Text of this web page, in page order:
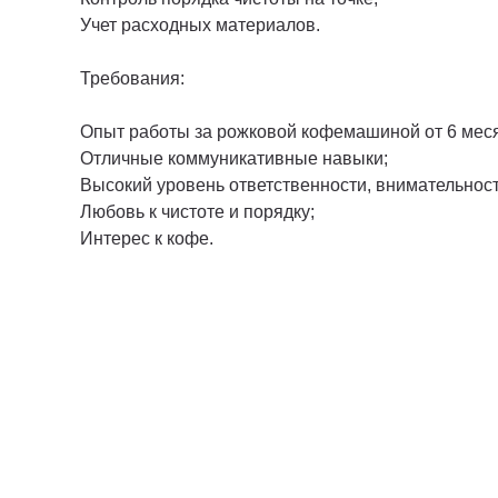
Учет расходных материалов.
Требования:
Опыт работы за рожковой кофемашиной от 6
Отличные коммуникативные навыки;
Высокий уровень ответственности,
Любовь к чистоте и порядку;
Интерес к кофе.